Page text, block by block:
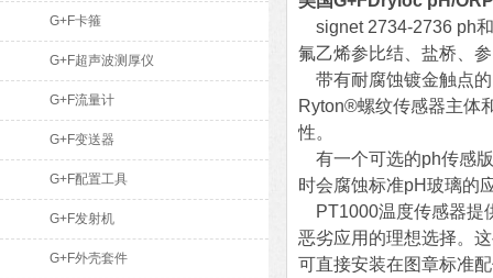
G+F卡箍
G+F超声波测厚仪
G+F流量计
G+F变送器
G+F配置工具
G+F发射机
G+F外壳套件
signet 2734-2736 ph
氟乙烯参比结、盐桥、
带有耐腐蚀镀金触点
Ryton®螺纹传感器主体
性。
有一个可选的ph传感
时会腐蚀标准pH玻璃的
PT1000温度传感器提
恶劣应用的理想选择。
可直接安装在图章标准